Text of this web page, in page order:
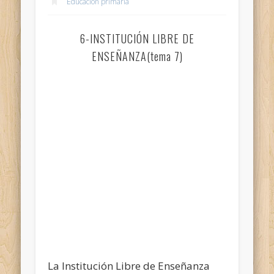
6-INSTITUCIÓN LIBRE DE
ENSEÑANZA(tema 7)
La Institución Libre de Enseñanza